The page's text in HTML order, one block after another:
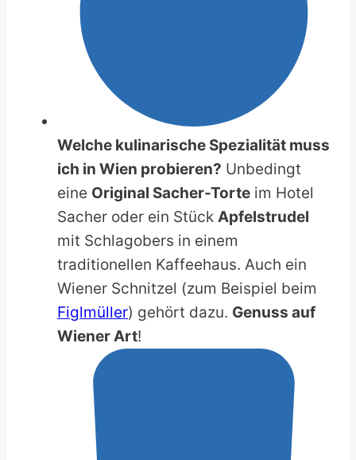
Welche kulinarische Spezialität muss
ich in Wien probieren? Unbedingt
eine Original Sacher-Torte im Hotel
Sacher oder ein Stück Apfelstrudel
mit Schlagobers in einem
traditionellen Kaffeehaus. Auch ein
Wiener Schnitzel (zum Beispiel beim
Figlmüller) gehört dazu. Genuss auf
Wiener Art!